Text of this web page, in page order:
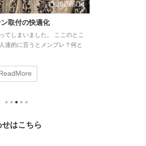
2020/6/14
取付の快適化
てしまいました。 ここのとこ
達的に言うとメンブレ？何と
！ さて、今回はジャパンキャ
購入したあれをあれしたので
れた前回の記事のとおりで
掛かってました。先日それが
せはこちら